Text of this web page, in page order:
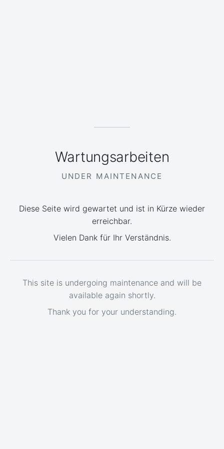
Wartungsarbeiten
UNDER MAINTENANCE
Diese Seite wird gewartet und ist in Kürze wieder
erreichbar.
Vielen Dank für Ihr Verständnis.
This site is undergoing maintenance and will be
available again shortly.
Thank you for your understanding.